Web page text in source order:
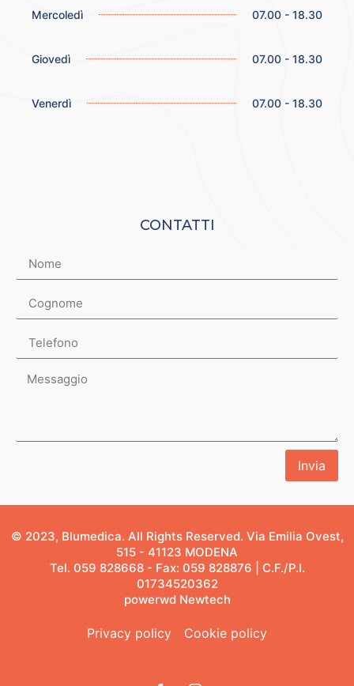
Mercoledì 07.00 - 18.30
Giovedì 07.00 - 18.30
Venerdì 07.00 - 18.30
CONTATTI
Invia
© 2023, Blumedica. All Rights Reserved. Via Emilia Ovest,
515 - 41123 MODENA
Tel. 059 828668 - Fax: 059 828876 | C.F./P.I.
01734520362
powerwd Newtech
Privacy policy Cookie policy